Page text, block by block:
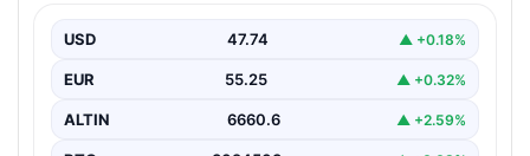
Çiçek'in de aralarında bulunduğu isimlere yönelik
yürütülen kapsamlı…
USD 47.74 ▲ +0.18%
EUR 55.25 ▲ +0.32%
ALTIN 6660.6 ▲ +2.59%